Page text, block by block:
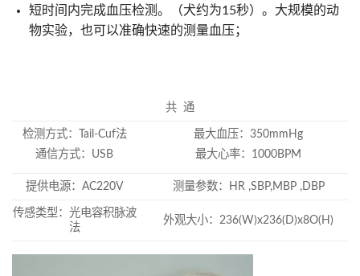
短时间内完成⾎压检测。（⽝约为15秒）。⼤规模的动
物实验，也可以准确快速的测量⾎压；
共 通
检测方式：Tail-Cuf法
通信方式：USB
最大血压：350mmHg
最大心率：1000BPM
提供电源：AC220V 测量参数：HR ,SBP,MBP ,DBP
传感类型：光电容积脉波
法
外观大小：236(W)x236(D)x8O(H)